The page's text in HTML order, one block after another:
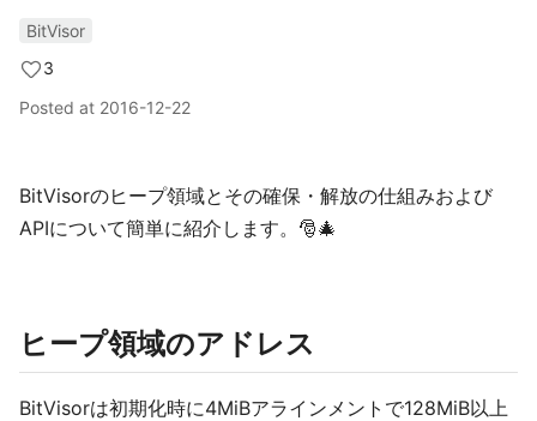
BitVisor
3
Posted at 2016-12-22
BitVisorのヒープ領域とその確保・解放の仕組みおよび
APIについて簡単に紹介します。🎅🎄
ヒープ領域のアドレス
BitVisorは初期化時に4MiBアラインメントで128MiB以上